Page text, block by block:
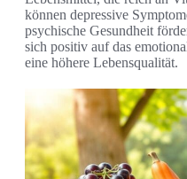
können depressive
psychische Gesundheit
sich positiv auf das
eine höhere Lebensqualität.